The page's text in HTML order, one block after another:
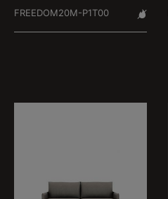
FREEDOM20M-P1T00